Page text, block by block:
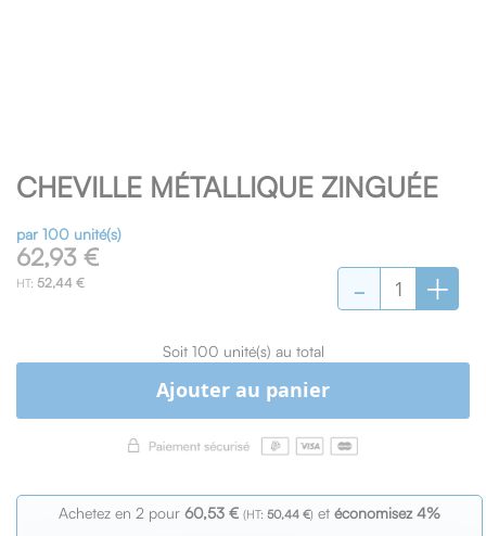
CHEVILLE MÉTALLIQUE ZINGUÉE
par 100 unité(s)
62,93 €
52,44 € - +
Soit 100 unité(s) au total
Ajouter au panier
Achetez en 2 pour 60,53 € 50,44 € et économisez4%
to
beginning
of
images